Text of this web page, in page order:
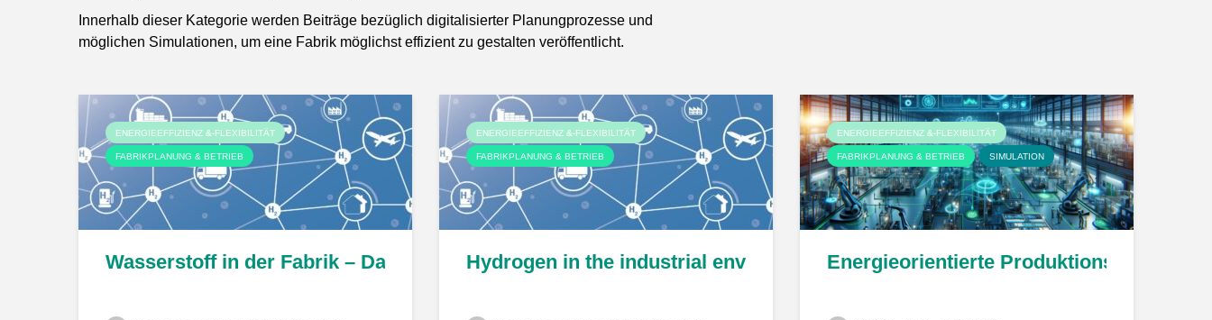
Innerhalb dieser Kategorie werden Beiträge bezüglich digitalisierter Planungprozesse und
möglichen Simulationen, um eine Fabrik möglichst effizient zu gestalten veröffentlicht.
ENERGIEEFFIZIENZ &-FLEXIBILITÄT
FABRIKPLANUNG & BETRIEB
Wasserstoff in der Fabrik – Das Projekt H2 Digital bietet Lösungen
ENERGIEEFFIZIENZ &-FLEXIBILITÄT
FABRIKPLANUNG & BETRIEB
Hydrogen in the industrial environment – The project H2 Digital offers solutions
ENERGIEEFFIZIENZ &-FLEXIBILITÄT
FABRIKPLANUNG & BETRIEB SIMULATION
Energieorientierte Produktionsplanung: